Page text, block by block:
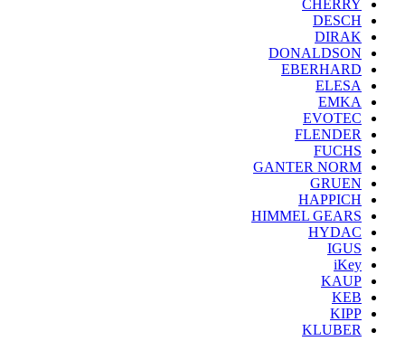
CHERRY
DESCH
DIRAK
DONALDSON
EBERHARD
ELESA
EMKA
EVOTEC
FLENDER
FUCHS
GANTER NORM
GRUEN
HAPPICH
HIMMEL GEARS
HYDAC
IGUS
iKey
KAUP
KEB
KIPP
KLUBER